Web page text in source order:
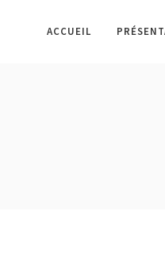
ACCUEIL